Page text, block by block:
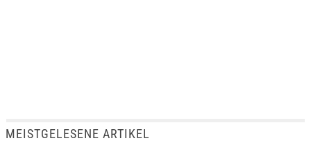
MEISTGELESENE ARTIKEL